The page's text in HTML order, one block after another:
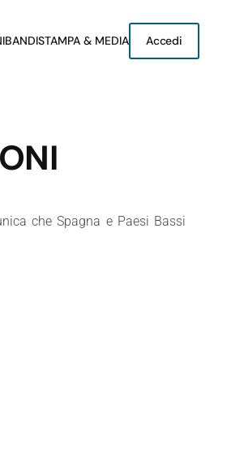
BANDISTAMPA & MEDIA Accedi
che Spagna e Paesi Bassi